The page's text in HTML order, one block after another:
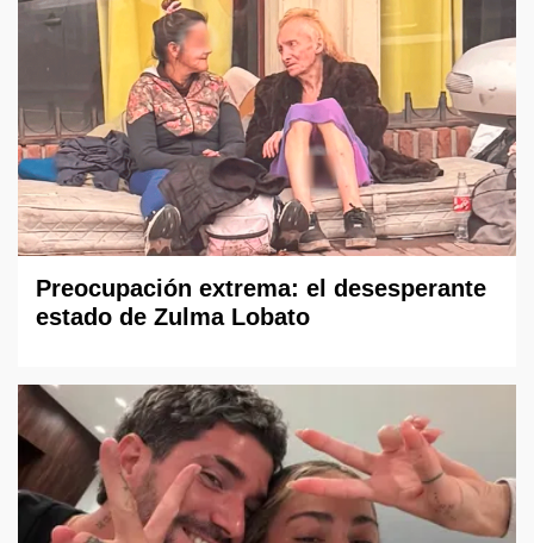
Preocupación extrema: el desesperante
estado de Zulma Lobato